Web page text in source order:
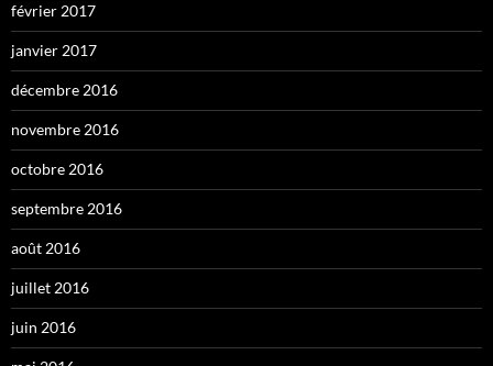
février 2017
janvier 2017
décembre 2016
novembre 2016
octobre 2016
septembre 2016
août 2016
juillet 2016
juin 2016